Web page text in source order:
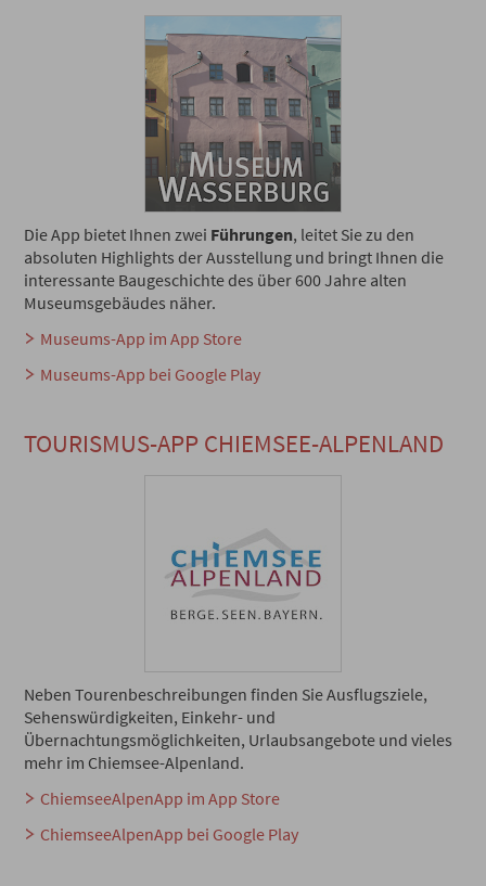
Die App bietet Ihnen zwei Führungen, leitet Sie zu den
absoluten Highlights der Ausstellung und bringt Ihnen die
interessante Baugeschichte des über 600 Jahre alten
Museumsgebäudes näher.
Museums-App im App Store
Museums-App bei Google Play
TOURISMUS-APP CHIEMSEE-ALPENLAND
Neben Tourenbeschreibungen finden Sie Ausflugsziele,
Sehenswürdigkeiten, Einkehr- und
Übernachtungsmöglichkeiten, Urlaubsangebote und vieles
mehr im Chiemsee-Alpenland.
ChiemseeAlpenApp im App Store
ChiemseeAlpenApp bei Google Play